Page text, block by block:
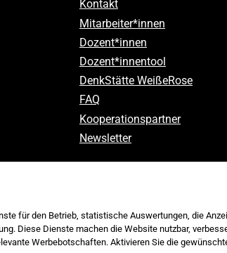
Kontakt
Mitarbeiter*innen
Dozent*innen
Dozent*innentool
DenkStätte WeißeRose
FAQ
Kooperationspartner
Newsletter